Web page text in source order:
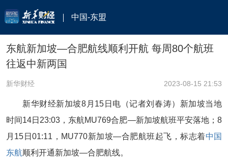
中国-东盟
东航新加坡—合肥航线顺利开航 每周80个航班
往返中新两国
新华财经 2023-08-15 21:53
新华财经新加坡8月15日电（记者刘春涛）新加坡当地
时间14日23:03，东航MU769合肥—新加坡航班平安落地；8
月15日01:11，MU770新加坡—合肥航班起飞，标志着中国
东航顺利开通新加坡—合肥航线。